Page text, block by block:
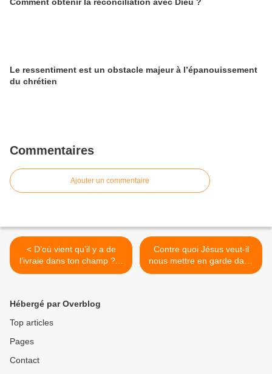
Le ressentiment est un obstacle majeur à l’épanouissement
du chrétien
Commentaires
Ajouter un commentaire
< D’où vient qu’il y a de
l’ivraie dans ton champ ?...
Contre quoi Jésus veut-il
nous mettre en garde dans
la parabole du levain ? >
Hébergé par Overblog
Top articles
Pages
Contact